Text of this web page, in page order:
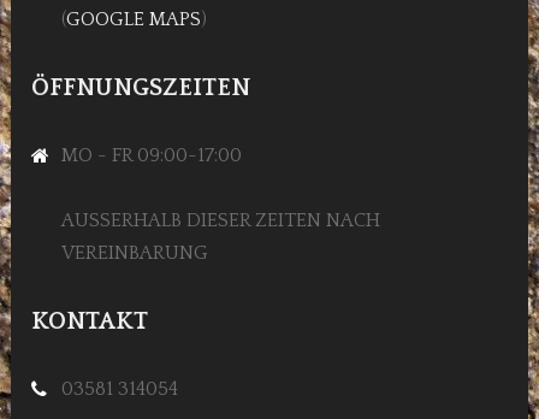
(GOOGLE MAPS)
ÖFFNUNGSZEITEN
MO - FR 09:00-17:00
AUSSERHALB DIESER ZEITEN NACH V
EREINBARUNG
KONTAKT
03581 314054